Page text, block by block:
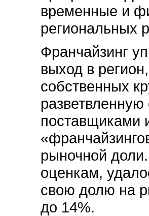
временные и
региональных
Франчайзинг
выход в
собственных
поставщиками
рыночной
оценкам,
свою долю на
до 14%.